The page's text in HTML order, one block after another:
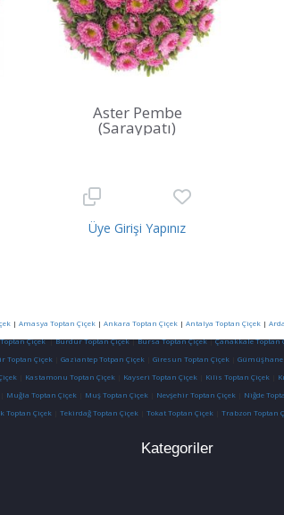
Aster Pembe
(Saraypatı)
Üye Girişi Yapınız
| Amasya Toptan Çiçek| Ankara Toptan Çiçek| Antalya Toptan Çiçek|
Çiçek|Burdur Toptan Çiçek|Bursa Toptan Çiçek|Çanakkale Toptan
Toptan Çiçek Gaziantep Totpan Çiçek Giresun Toptan Çiçek Gümüşhane
Kastamonu Toptan Çiçek Kayseri Toptan Çiçek Kilis Toptan Çiçek
Muğla Toptan Çiçek Muş Toptan Çiçek Nevşehir Toptan Çiçek Niğde
Toptan Çiçek Tekirdağ Toptan Çiçek Tokat Toptan Çiçek Trabzon Toptan
Kategoriler